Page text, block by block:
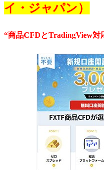
イ・ジャパン）
“商品CFDとTradingView対